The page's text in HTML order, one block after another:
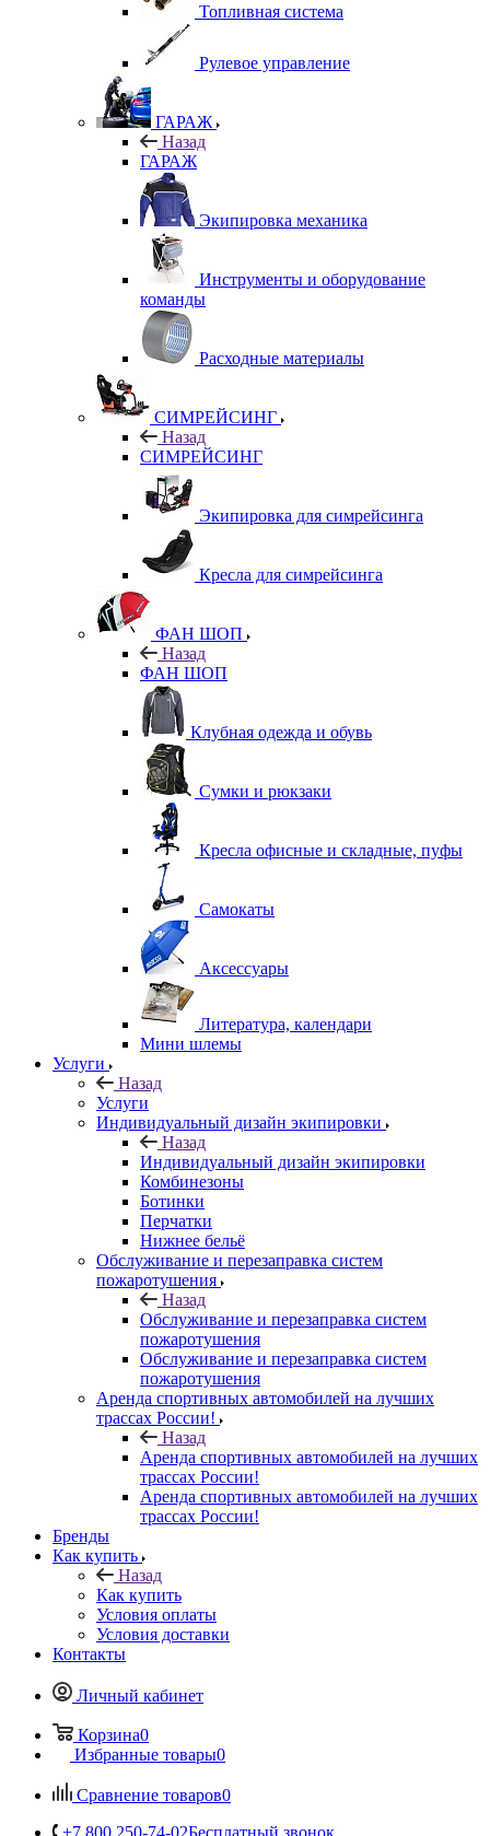
Топливная система
Рулевое управление
ГАРАЖ
Назад
ГАРАЖ
Экипировка механика
Инструменты и оборудование
команды
Расходные материалы
СИМРЕЙСИНГ
Назад
СИМРЕЙСИНГ
Экипировка для симрейсинга
Кресла для симрейсинга
ФАН ШОП
Назад
ФАН ШОП
Клубная одежда и обувь
Сумки и рюкзаки
Кресла офисные и складные, пуфы
Самокаты
Аксессуары
Литература, календари
Мини шлемы
Услуги
Назад
Услуги
Индивидуальный дизайн экипировки
Назад
Индивидуальный дизайн экипировки
Комбинезоны
Ботинки
Перчатки
Нижнее бельё
Обслуживание и перезаправка систем
пожаротушения
Назад
Обслуживание и перезаправка систем
пожаротушения
Обслуживание и перезаправка систем
пожаротушения
Аренда спортивных автомобилей на лучших
трассах России!
Назад
Аренда спортивных автомобилей на лучших
трассах России!
Аренда спортивных автомобилей на лучших
трассах России!
Бренды
Как купить
Назад
Как купить
Условия оплаты
Условия доставки
Контакты
Личный кабинет
Корзина0
Избранные товары0
Сравнение товаров0
+7 800 250-74-02Бесплатный звонок